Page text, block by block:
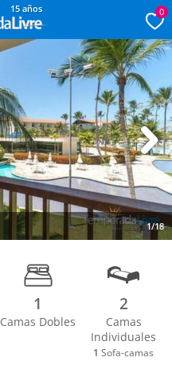
15 años 0
1/18
Next
1
Camas Dobles
2
Camas
Individuales
1 Sofa-camas